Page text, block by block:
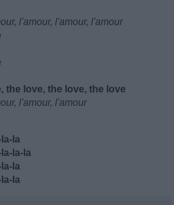
l'amour, l'amour, l'amour
the love, the love, the love
l'amour, l'amour
la
la-la
la
la